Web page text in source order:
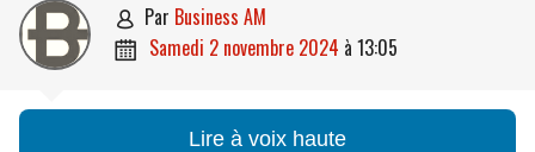
 par Business AM
 samedi 2 novembre 2024 à 13:05
Lire à voix haute